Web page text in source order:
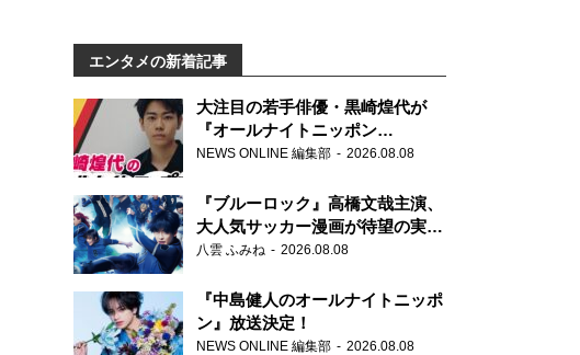
エンタメの新着記事
大注目の若手俳優・黒崎煌代が
『オールナイトニッポン
0(ZERO)』に初登場「今からとて
NEWS ONLINE 編集部 2026.08.08
『ブルーロック』高橋文哉主演、
大人気サッカー漫画が待望の実写
映画に
八雲 ふみね 2026.08.08
『中島健人のオールナイトニッポ
ン』放送決定！
NEWS ONLINE 編集部 2026.08.08